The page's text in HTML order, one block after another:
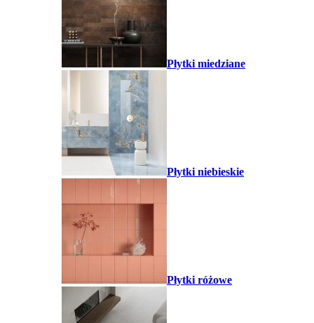
Płytki miedziane
Płytki niebieskie
Płytki różowe